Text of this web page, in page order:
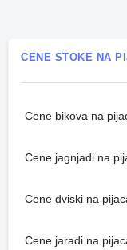
CENE STOKE NA
Cene bikova na
Cene jagnjadi na
Cene dviski na
Cene jaradi na